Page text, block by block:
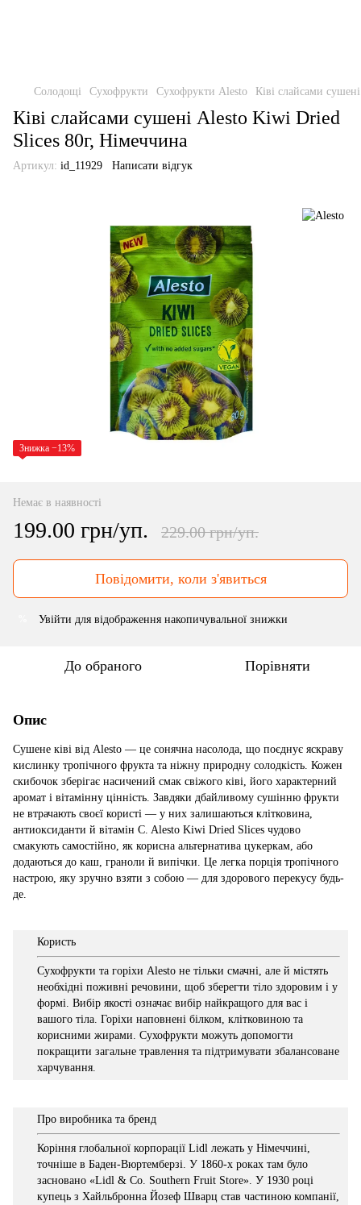
Солодощі Сухофрукти Сухофрукти Alеstо Ківі слайсами
Ківі слайсами сушені Alesto Kiwi Dried
Slices 80г, Німеччина
Артикул: id_11929 Написати відгук
Знижка −13%
Немає в наявності
199.00 грн/уп. 229.00 грн/уп.
Повідомити, коли з'явиться
Увійти для відображення накопичувальної знижки
До обраного Порівняти
Опис
Сушене ківі від Alesto — це сонячна насолода, що поєднує яскраву
кислинку тропічного фрукта та ніжну природну солодкість. Кожен
скибочок зберігає насичений смак свіжого ківі, його характерний
аромат і вітамінну цінність. Завдяки дбайливому сушінню фрукти
не втрачають своєї користі — у них залишаються клітковина,
антиоксиданти й вітамін C. Alesto Kiwi Dried Slices чудово
смакують самостійно, як корисна альтернатива цукеркам, або
додаються до каш, граноли й випічки. Це легка порція тропічного
настрою, яку зручно взяти з собою — для здорового перекусу будь-
де.
Користь
Сухофрукти та горіхи Alesto не тільки смачні, але й містять
необхідні поживні речовини, щоб зберегти тіло здоровим і у
формі. Вибір якості означає вибір найкращого для вас і
вашого тіла. Горіхи наповнені білком, клітковиною та
корисними жирами. Сухофрукти можуть допомогти
покращити загальне травлення та підтримувати збалансоване
харчування.
Про виробника та бренд
Коріння глобальної корпорації Lidl лежать у Німеччині,
точніше в Баден-Вюртемберзі. У 1860-х роках там було
засновано «Lidl & Co. Southern Fruit Store». У 1930 році
купець з Хайльбронна Йозеф Шварц став частиною компанії,